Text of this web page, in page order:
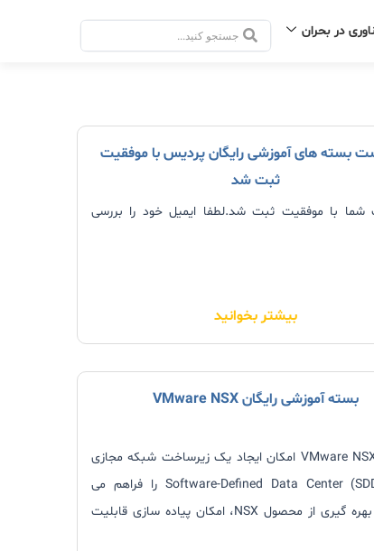
در بحران
جستجو
بسته های آموزشی رایگان پردیس با موفقیت
ثبت شد
شما با موفقیت ثبت شد.لطفا ایمیل خود را بررسی
بیشتر بخوانید
بسته آموزشی رایگان VMware NSX
محصول VMware NSX امکان ایجاد یک زیرساخت شبکه مجازی
برای (Software-Defined Data Center (SDDC را فراهم می
نماید. با بهره گیری از محصول NSX، امکان پیاده سازی قابلیت